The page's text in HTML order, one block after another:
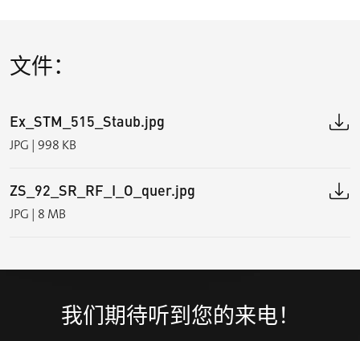
文件：
Ex_STM_515_Staub.jpg
JPG | 998 KB
ZS_92_SR_RF_I_O_quer.jpg
JPG | 8 MB
我们期待听到您的来电！